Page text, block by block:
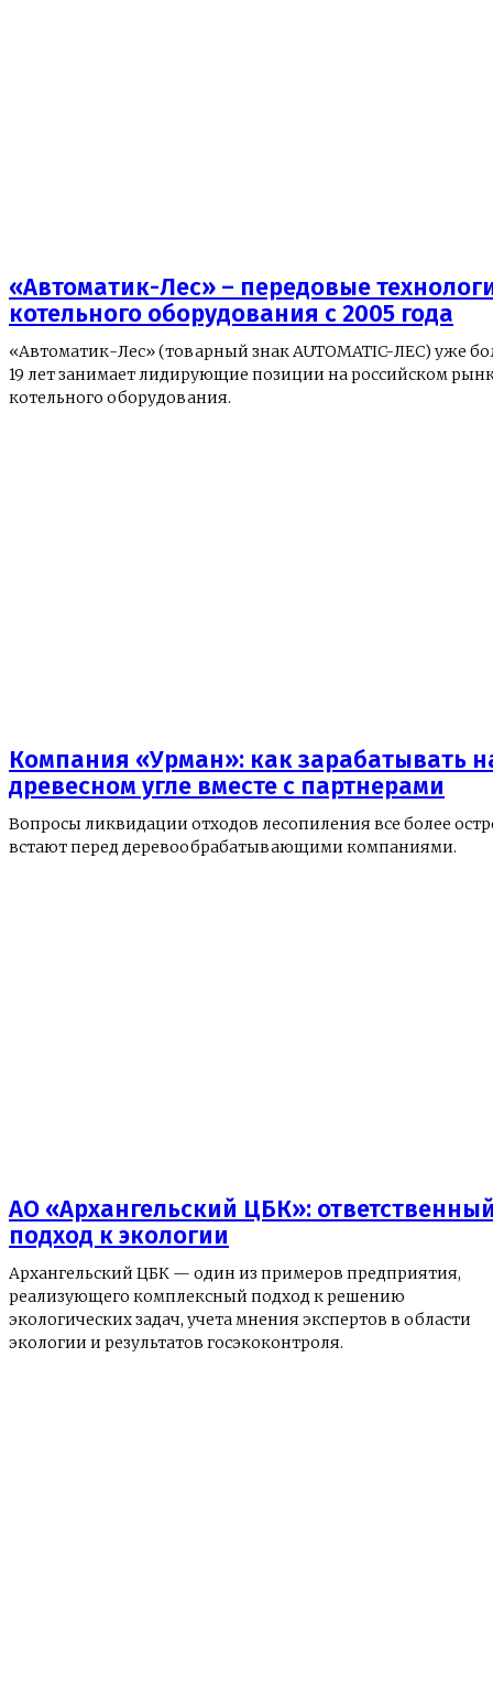
«Автоматик-Лес» – передовые
котельного оборудования с 2005 года
«Автоматик-Лес» (товарный знак AUTOMATIC-ЛЕС) уже
19 лет занимает лидирующие позиции на российском
котельного оборудования.
Компания «Урман»: как зарабатывать
древесном угле вместе с партнерами
Вопросы ликвидации отходов лесопиления все более
встают перед деревообрабатывающими компаниями.
АО «Архангельский ЦБК»:
подход к экологии
Архангельский ЦБК — один из примеров предприятия,
реализующего комплексный подход к решению
экологических задач, учета мнения экспертов в области
экологии и результатов госэкоконтроля.